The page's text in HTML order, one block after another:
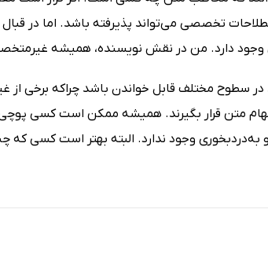
تخصصی می‌تواند پذیرفته باشد. اما در
دارد. من در نقش نویسنده، همیشه
در سطوح مختلف قابل خواندن باشد چراکه
متن قرار بگیرند. همیشه ممکن است کسی
وجود ندارد. البته بهتر است کسی که